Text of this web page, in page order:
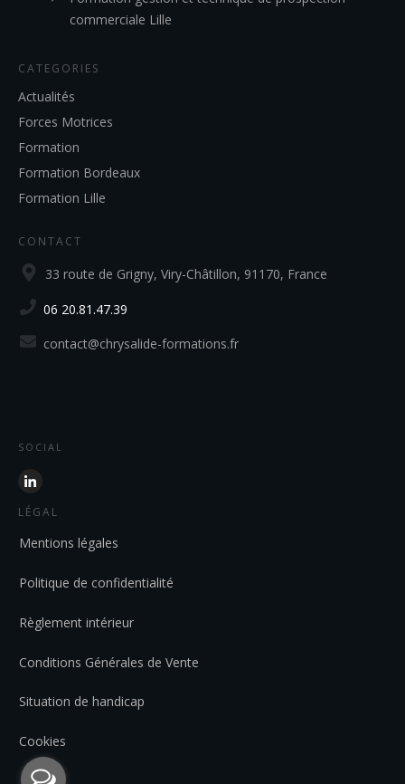
commerciale Lille
CATEGORIES
Actualités
Forces Motrices
Formation
Formation Bordeaux
Formation Lille
CONTACT
33 route de Grigny, Viry-Châtillon, 91170, France
06 20.81.47.39
contact@chrysalide-formations.fr
SOCIAL
LÉGAL
Mentions légales
Politique de confidentialité
Règlement intérieur
Conditions Générales de Vente
Situation de handicap
Cookies